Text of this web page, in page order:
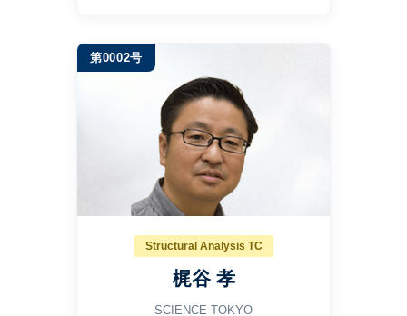
第0002号
Structural Analysis TC
梶谷 孝
SCIENCE TOKYO